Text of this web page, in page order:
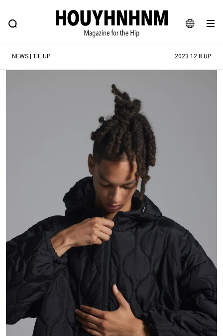
JA
EN
FEATURE BLOG SNAP
ヒップなファッション、カルチャー、ライフスタイルWEBマガジン
#憧れの逸品
#ESSENTIAL DESIGNS #古着サミット
#マイナーグッド図鑑
#路地裏てぃーん。 #MONTHLY JOURNAL
#フイナムのYouTube
#Commune H #FOCUS IT #AH.H
#FASHION #MUSIC #MOVIE
#LIFESTYLE #SNEAKER #OUTDOOR
#SPORTS #HANDSOME HANDBOOK
NEWS | TIE UP 2023.12.8 UP